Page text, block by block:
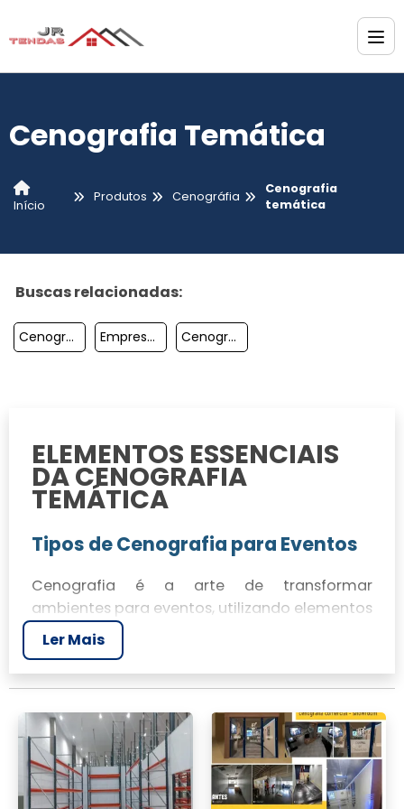
Cenografia Temática
Início
Produtos Cenográfia
Cenografia
temática
Buscas relacionadas:
Cenografia Para Eventos Corporativos Sp Empresas De Cenografia Em Sp Cenografia Para Eventos Preço
ELEMENTOS ESSENCIAIS
DA CENOGRAFIA
TEMÁTICA
Tipos de Cenografia para Eventos
Cenografia é a arte de transformar
ambientes para eventos, utilizando elementos
como materiais, cores e iluminação. Existem
diferentes tipos de cenografia, incluindo
cenografia teatral, corporativa e para
criar uma experiência única para os
convidados, tornando o espaço adequado à
mensagem do evento.
Ler Mais